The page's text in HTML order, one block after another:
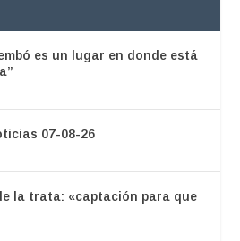
es un lugar en donde está
07-08-26
la trata: «captación para que